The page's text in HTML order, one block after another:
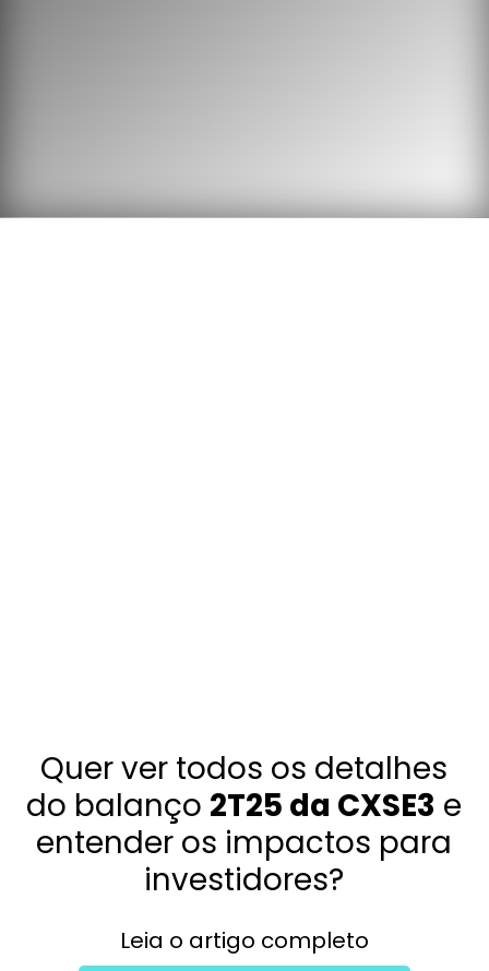
Leia o artigo completo
Quer ver todos os detalhes
do balanço 2T25 da CXSE3 e
entender os impactos para
investidores?